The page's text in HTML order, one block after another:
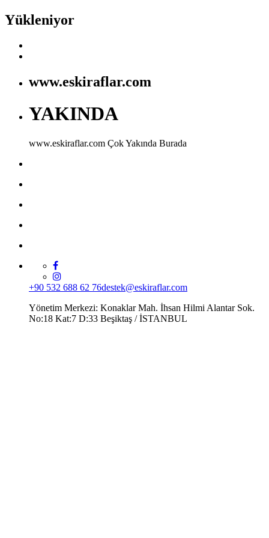
Yükleniyor
www.eskiraflar.com
YAKINDA
www.eskiraflar.com Çok Yakında Burada
+90 532 688 62 76destek@eskiraflar.com
Yönetim Merkezi: Konaklar Mah. İhsan Hilmi Alantar Sok.
No:18 Kat:7 D:33 Beşiktaş / İSTANBUL